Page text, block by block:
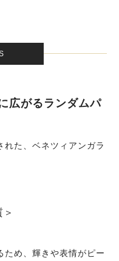
広がるランダムパ
れた、ベネツィアンガラ
ため、輝きや表情がピー